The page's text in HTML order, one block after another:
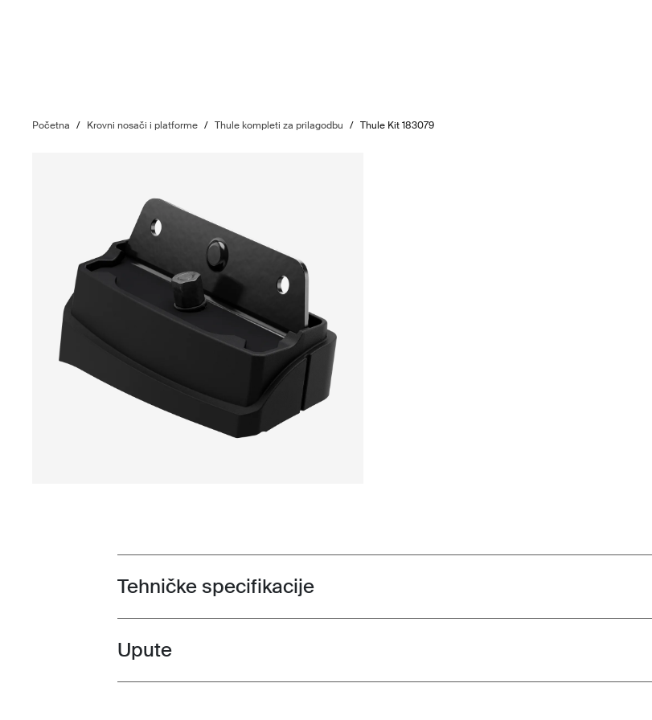
Početna / Krovni nosači i platforme / Thule kompleti za prilagodbu / Thule Kit 183079
Toggle techspec
Tehničke specifikacije
Toggle guides and instructions
Upute